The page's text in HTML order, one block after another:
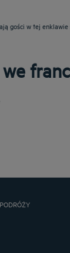
gości w tej